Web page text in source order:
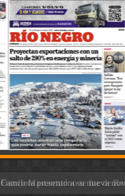
Franco Mastantuono se fue de